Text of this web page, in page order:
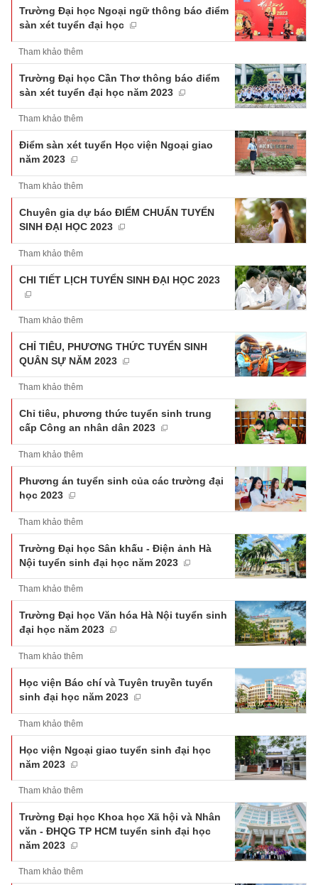
Trường Đại học Ngoại ngữ thông báo điểm
sàn xét tuyển đại học
Tham khảo thêm
Trường Đại học Cần Thơ thông báo điểm
sàn xét tuyển đại học năm 2023
Tham khảo thêm
Điểm sàn xét tuyển Học viện Ngoại giao
năm 2023
Tham khảo thêm
Chuyên gia dự báo ĐIỂM CHUẨN TUYỂN
SINH ĐẠI HỌC 2023
Tham khảo thêm
CHI TIẾT LỊCH TUYỂN SINH ĐẠI HỌC 2023
Tham khảo thêm
CHỈ TIÊU, PHƯƠNG THỨC TUYỂN SINH
QUÂN SỰ NĂM 2023
Tham khảo thêm
Chỉ tiêu, phương thức tuyển sinh trung
cấp Công an nhân dân 2023
Tham khảo thêm
Phương án tuyển sinh của các trường đại
học 2023
Tham khảo thêm
Trường Đại học Sân khấu - Điện ảnh Hà
Nội tuyển sinh đại học năm 2023
Tham khảo thêm
Trường Đại học Văn hóa Hà Nội tuyển sinh
đại học năm 2023
Tham khảo thêm
Học viện Báo chí và Tuyên truyền tuyển
sinh đại học năm 2023
Tham khảo thêm
Học viện Ngoại giao tuyển sinh đại học
năm 2023
Tham khảo thêm
Trường Đại học Khoa học Xã hội và Nhân
văn - ĐHQG TP HCM tuyển sinh đại học
năm 2023
Tham khảo thêm